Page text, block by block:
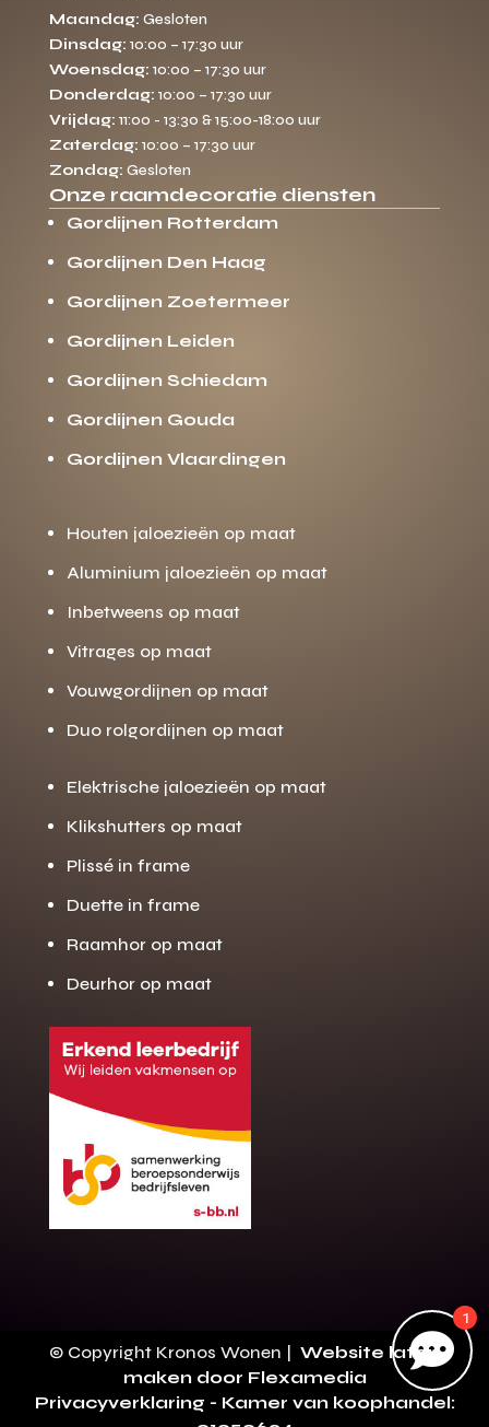
Gratis offerte
op maat?
Binnen 24 uur jouw gratis offerte
10 jaar garantie op de montage
Gratis inmeting (voorwaarden)
Volledig ontzorgd
Wij werken landelijk
Direct bellen
Maandag: Gesloten
Dinsdag: 10:00 – 17:30 uur
Woensdag: 10:00 – 17:30 uur
Donderdag: 10:00 – 17:30 uur
Vrijdag: 11:00 - 13:30 & 15:00-18:00 uur
Zaterdag: 10:00 – 17:30 uur
Zondag: Gesloten
Onze raamdecoratie diensten
Gordijnen Rotterdam
Gordijnen Den Haag
Gordijnen Zoetermeer
Gordijnen Leiden
Gordijnen Schiedam
Gordijnen Gouda
Gordijnen Vlaardingen
Houten jaloezieën op maat
Aluminium jaloezieën op maat
Inbetweens op maat
Vitrages op maat
Vouwgordijnen op maat
Duo rolgordijnen op maat
Elektrische jaloezieën op maat
Klikshutters op maat
Plissé in frame
Duette in frame
Raamhor op maat
Deurhor op maat

1
© Copyright Kronos Wonen | Website laten
maken door Flexamedia
Privacyverklaring - Kamer van koophandel: